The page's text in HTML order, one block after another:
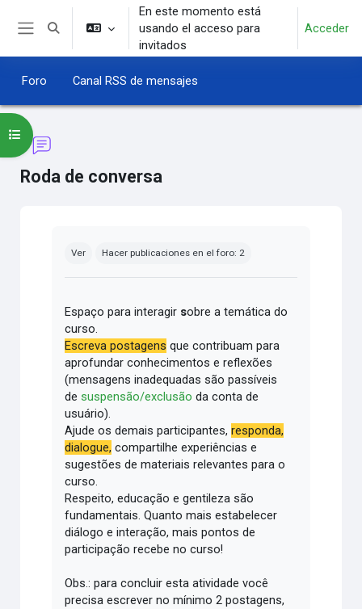
Salta al contenido principal
Selector de búsqueda de entrada
En este momento está
usando el acceso para
invitados
Acceder
Foro Canal RSS de mensajes
Roda de conversa
Abrir índice del curso
Ver Hacer publicaciones en el foro: 2
Espaço para interagir sobre a temática do
curso.
Escreva postagens que contribuam para
aprofundar conhecimentos e reflexões
(mensagens inadequadas são passíveis
desuspensão/exclusão da conta de
usuário).
Ajude os demais participantes,responda,
dialogue, compartilhe experiências e
sugestões de materiais relevantes para o
curso.
Respeito, educação e gentileza são
fundamentais.Quanto mais estabelecer
diálogo e interação, mais pontos de
participação recebe no curso!
Obs.: para concluir esta atividade você
precisa escrever no mínimo 2 postagens,